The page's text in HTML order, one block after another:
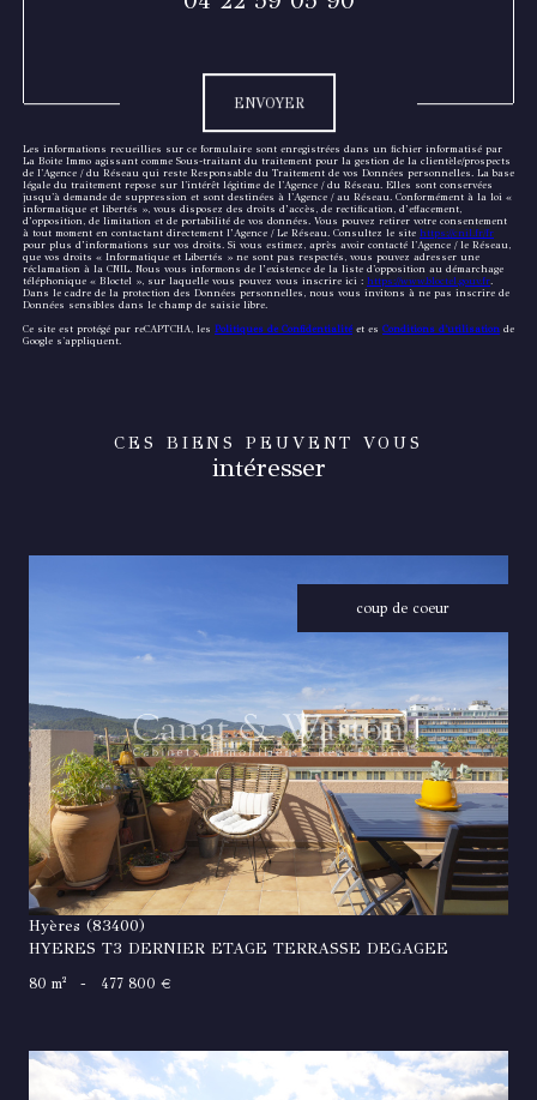
ENVOYER
Les informations recueillies sur ce formulaire sont enregistrées dans un fichier informatisé par
La Boite Immo agissant comme Sous-traitant du traitement pour la gestion de la clientèle/prospects
de l'Agence / du Réseau qui reste Responsable du Traitement de vos Données personnelles. La base
légale du traitement repose sur l'intérêt légitime de l'Agence / du Réseau. Elles sont conservées
jusqu'à demande de suppression et sont destinées à l'Agence / au Réseau. Conformément à la loi «
informatique et libertés », vous disposez des droits d’accès, de rectification, d’effacement,
d’opposition, de limitation et de portabilité de vos données. Vous pouvez retirer votre consentement
à tout moment en contactant directement l’Agence / Le Réseau. Consultez le site https://cnil.fr/fr
pour plus d’informations sur vos droits. Si vous estimez, après avoir contacté l'Agence / le Réseau,
que vos droits « Informatique et Libertés » ne sont pas respectés, vous pouvez adresser une
réclamation à la CNIL. Nous vous informons de l’existence de la liste d'opposition au démarchage
téléphonique « Bloctel », sur laquelle vous pouvez vous inscrire ici : https://www.bloctel.gouv.fr.
Dans le cadre de la protection des Données personnelles, nous vous invitons à ne pas inscrire de
Données sensibles dans le champ de saisie libre.
Ce site est protégé par reCAPTCHA, les Politiques de Confidentialitéet es Conditions d'utilisation de
Google s'appliquent.
CES BIENS PEUVENT VOUS
intéresser
coup de coeur
VOIR LE BIEN
Hyères (83400)
HYERES T3 DERNIER ETAGE TERRASSE DEGAGEE
80 m² - 477 800 €